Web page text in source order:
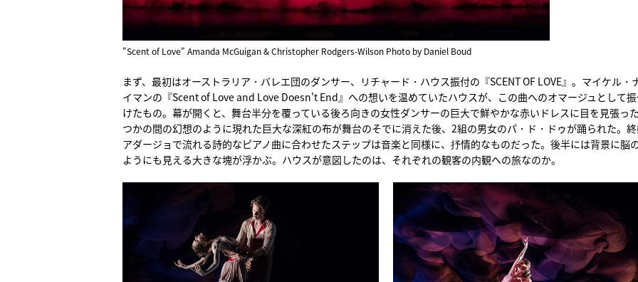
"Scent of Love" Amanda McGuigan & Christopher Rodgers-Wilson Photo by Daniel Boud
まず、最初はオーストラリア・バレエ団のダンサー、リチャード・ハウス振付の『SCENT OF LOVE』。マイケル・
イマンの『Scent of Love and Love Doesn't End』への想いを温めていたハウスが、この曲へのオマージュとして
けたもの。幕が開くと、舞台半分を覆っている後ろ向きの女性ダンサーの巨大で鮮やかな赤いドレスに目を見張った
つかの間の幻想のように現れた巨大な深紅の布が舞台のそでに消えた後、2組の男女のパ・ド・ドゥが踊られた。
アダージョで流れる詩的なピアノ曲に合わせたステップは音楽と同様に、抒情的なものだった。後半には背景に脳
ようにも見える大きな塊が浮かぶ。ハウスが意図したのは、それぞれの観客の内観への旅なのか。